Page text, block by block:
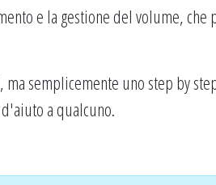
e la gestione del volume, che
semplicemente uno step by
a qualcuno.